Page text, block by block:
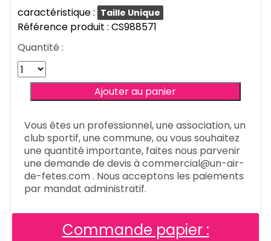
caractéristique : Taille Unique
Référence produit : CS988571
Quantité :
Vous êtes un professionnel, une association, un
club sportif, une commune, ou vous souhaitez
une quantité importante, faites nous parvenir
une demande de devis à commercial@un-air-
de-fetes.com . Nous acceptons les paiements
par mandat administratif.
Commande papier :